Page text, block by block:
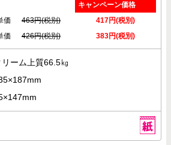
キャンペーン価格
価 463円(税別)
417円(税別)
価 426円(税別) 383円(税別)
リーム上質66.5㎏